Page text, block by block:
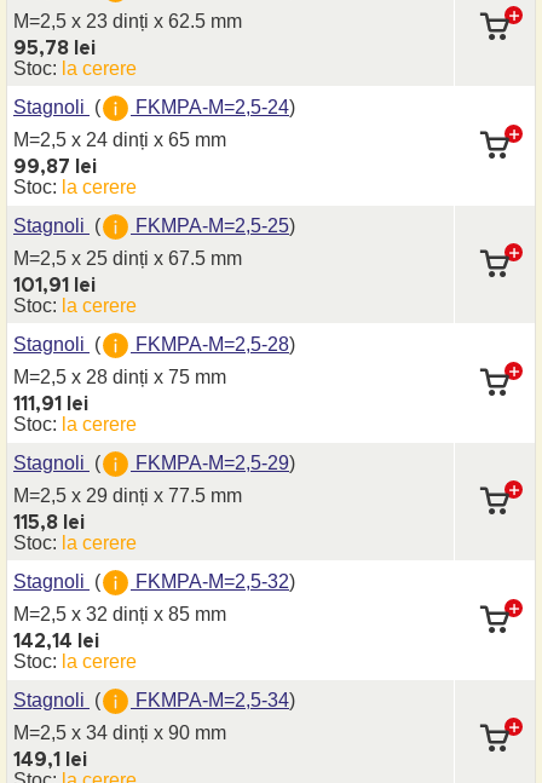
M=2,5 x 23 dinți x 62.5 mm
95,78 lei
Stoc: la cerere
Stagnoli ( FKMPA-M=2,5-24)
M=2,5 x 24 dinți x 65 mm
99,87 lei
Stoc: la cerere
Stagnoli ( FKMPA-M=2,5-25)
M=2,5 x 25 dinți x 67.5 mm
101,91 lei
Stoc: la cerere
Stagnoli ( FKMPA-M=2,5-28)
M=2,5 x 28 dinți x 75 mm
111,91 lei
Stoc: la cerere
Stagnoli ( FKMPA-M=2,5-29)
M=2,5 x 29 dinți x 77.5 mm
115,8 lei
Stoc: la cerere
Stagnoli ( FKMPA-M=2,5-32)
M=2,5 x 32 dinți x 85 mm
142,14 lei
Stoc: la cerere
Stagnoli ( FKMPA-M=2,5-34)
M=2,5 x 34 dinți x 90 mm
149,1 lei